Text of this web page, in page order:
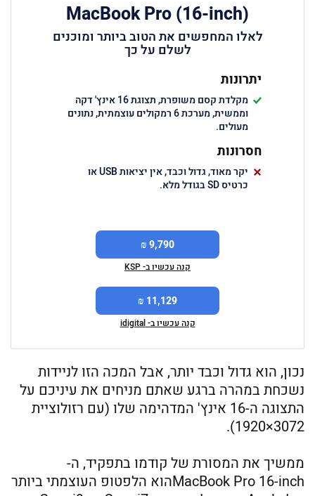
MacBook Pro (16-inch)
לאלו המחפשים את הטוב ביותר ומוכנים
לשלם על כך
יתרונות
מקלדת קסם משופרת, תצוגת 16 אינץ' דקה
וממשית, מערכת 6 רמקולים עוצמתית, נתונים
מעולים.
חסרונות
יקר מאוד, גדול וכבד, אין יציאות USB או
כרטיס SD בגודל מלא.
9,790 ₪
קנה עכשיו ב- KSP
11,129 ₪
קנה עכשיו ב- idigital
נכון, הוא גדול וכבד יותר, אבל המכה הזו לניידות
נשכחת במהרה ברגע שאתם מניחים את עיניכם על
התצוגה ה-16 אינץ' המדהימה שלו (עם רזולוציית
3072×1920).
ממשיך את המסורת של קודמו בתפקיד, ה-
MacBook Pro 16-inchהוא הלפטופ העוצמתי ביותר